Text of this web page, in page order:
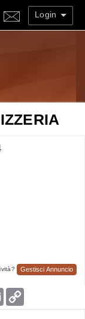
Login
Gestisci Annuncio
Email